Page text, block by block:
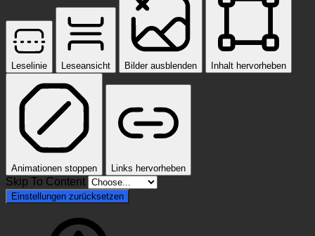
Leselinie Leseansicht Bilder ausblenden Inhalt hervorheben
Animationen stoppen Links hervorheben
Skip To Content
Einstellungen zurücksetzen